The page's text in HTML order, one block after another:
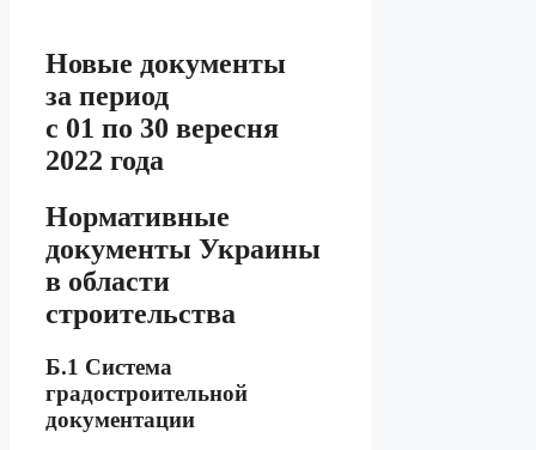
Новые документы
за период
с 01 по 30 вересня
2022 года
Нормативные
документы Украины
в области
строительства
Б.1 Система
градостроительной
документации